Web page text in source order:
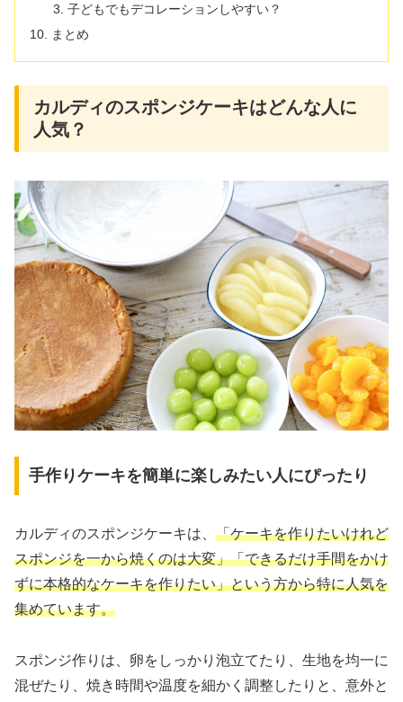
子どもでもデコレーションしやすい？
まとめ
カルディのスポンジケーキはどんな人に
人気？
手作りケーキを簡単に楽しみたい人にぴったり
カルディのスポンジケーキは、 「ケーキを作りたいけれど
スポンジを一から焼くのは大変」「できるだけ手間をかけ
ずに本格的なケーキを作りたい」という方から特に人気を
集めています。
スポンジ作りは、卵をしっかり泡立てたり、生地を均一に
混ぜたり、焼き時間や温度を細かく調整したりと、意外と